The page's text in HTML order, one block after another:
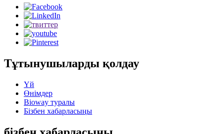
Тұтынушыларды қолдау
Үй
Өнімдер
Bioway туралы
Бізбен хабарласыңы